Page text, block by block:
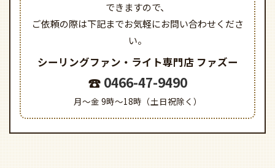
できますので、
ご依頼の際は下記までお気軽にお問い合わせくださ
い。
シーリングファン・ライト専門店 ファズー
0466-47-9490
月～金 9時～18時（土日祝除く）